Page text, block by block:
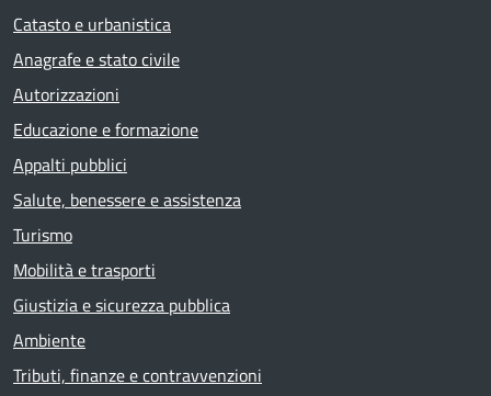
Catasto e urbanistica
Anagrafe e stato civile
Autorizzazioni
Educazione e formazione
Appalti pubblici
Salute, benessere e assistenza
Turismo
Mobilità e trasporti
Giustizia e sicurezza pubblica
Ambiente
Tributi, finanze e contravvenzioni